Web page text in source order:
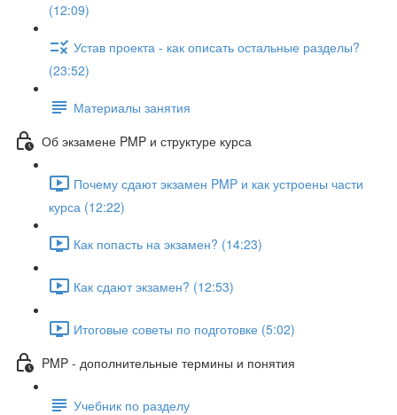
(12:09)
Устав проекта - как описать остальные разделы?
(23:52)
Материалы занятия
Об экзамене PMP и структуре курса
Почему сдают экзамен PMP и как устроены части
курса (12:22)
Как попасть на экзамен? (14:23)
Как сдают экзамен? (12:53)
Итоговые советы по подготовке (5:02)
PMP - дополнительные термины и понятия
Учебник по разделу